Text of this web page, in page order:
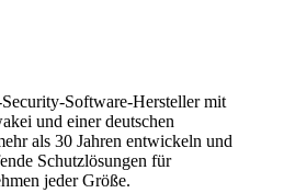
Software-Hersteller mit
und einer deutschen
als 30 Jahren entwickeln und
Schutzlösungen für
jeder Größe.